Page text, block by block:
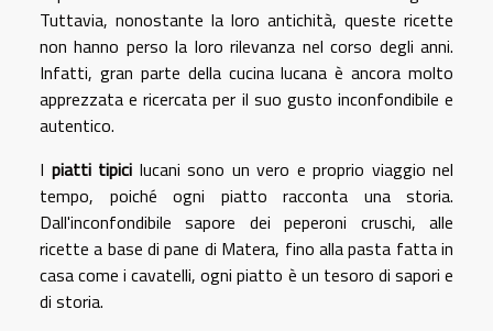
Tuttavia, nonostante la loro antichità, queste ricette
non hanno perso la loro rilevanza nel corso degli anni.
Infatti, gran parte della cucina lucana è ancora molto
apprezzata e ricercata per il suo gusto inconfondibile e
autentico.
I piatti tipici lucani sono un vero e proprio viaggio nel
tempo, poiché ogni piatto racconta una storia.
Dall'inconfondibile sapore dei peperoni cruschi, alle
ricette a base di pane di Matera, fino alla pasta fatta in
casa come i cavatelli, ogni piatto è un tesoro di sapori e
di storia.